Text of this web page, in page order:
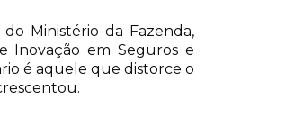
Ministério da Fazenda,
Inovação em Seguros e
é aquele que distorce o